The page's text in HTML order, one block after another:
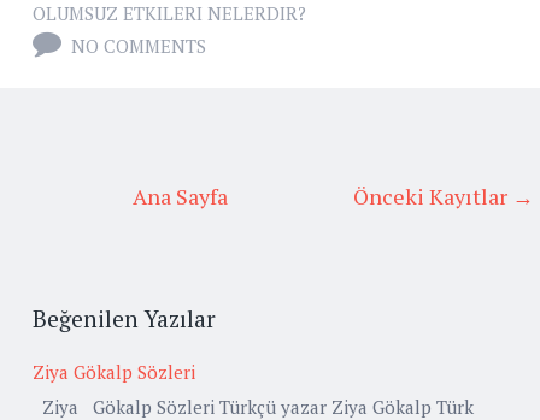
OLUMSUZ ETKILERI NELERDIR?
NO COMMENTS
Önceki Kayıtlar →
Ana Sayfa
Beğenilen Yazılar
Ziya Gökalp Sözleri
Ziya Gökalp Sözleri Türkçü yazar Ziya Gökalp Türk